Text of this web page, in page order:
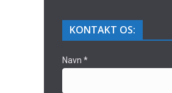
KONTAKT OS:
Navn *